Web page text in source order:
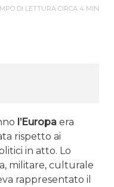
DI LETTURA CIRCA 4 MIN
l’Europa era
rispetto ai
in atto. Lo
militare, culturale
rappresentato il